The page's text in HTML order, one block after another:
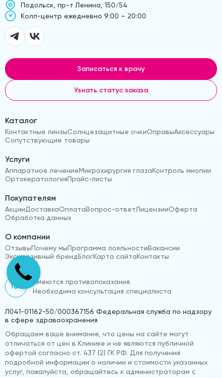
Подольск, пр-т Ленина, 150/54
Kолл-центр ежедневно 9:00 – 20:00
Записаться к врачу
Узнать статус заказа
Каталог
Контактные линзыСолнцезащитные очкиОправыАксессуары
Сопутствующие товары
Услуги
Аппаратное лечениеМикрохирургия глазаКонтроль миопии
ОртокератологияПрайс-листы
Покупателям
АкцииДоставкаОплатаВопрос-ответЛицензииОферта
Обработка данных
О компании
ОтзывыПочему мыПрограмма лояльностиВакансии
Эксклюзивный брендБлогКарта сайтаКонтакты
18+
Имеются противопоказания.
Необходима консультация специалиста
Л041-01162-50/000367156 Федеральная служба по надзору
в сфере здравоохранения
Обращаем ваше внимание, что цены на сайте могут
отличаться от цен в Клинике и не являются публичной
офертой согласно ст. 437 (2) ГК РФ. Для получения
подробной информации о наличии и стоимости указанных
услуг, пожалуйста, обращайтесь к администраторам с